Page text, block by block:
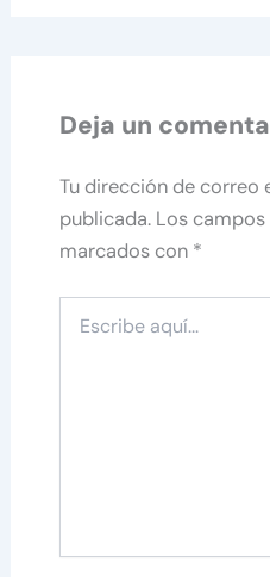
Deja un
Tu dirección de correo
publicada. Los
marcados con *
aquí...